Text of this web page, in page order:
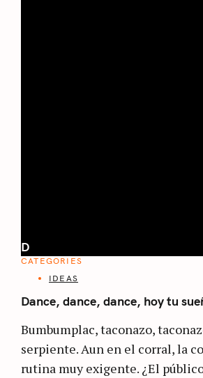
D
CATEGORIES
IDEAS
Dance, dance, dance, hoy tu
Bumbumplac, taconazo,
serpiente. Aun en el corral, la
rutina muy exigente. ¿El